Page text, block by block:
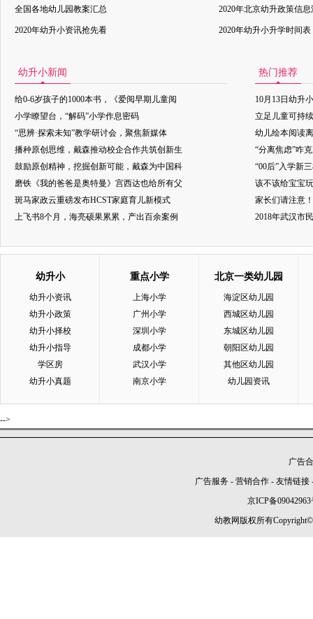
全国各地幼儿园教案汇总 2020年北京幼升政策信息
2020年幼升小资讯抢先看 2020年幼升小升学时间表
幼升小新闻
给0-6岁孩子的1000本书，《爱阅早期儿童阅
小学瞭望台，“解码”小学作息密码
“思辨·探索未知”教学研讨会，聚焦新媒体
播种原创思维，戴森推动校企合作共筑创新生
鼓励原创精神，挖掘创新可能，戴森为中国科
磨铁《我的爸爸是奥特曼》宫西达也给所有父
斑马家政云重磅发布HCST家庭育儿新模式
上飞书8个月，海亮硕果累累，产出百余案例
热门推荐
10月13日幼升
立足儿童可持
幼儿绘本阅读
“分离焦虑”咋
“00后”入学新
该不该给宝宝
家长们请注意
2018年武汉市
幼升小
幼升小资讯
幼升小政策
幼升小择校
幼升小指导
学区房
幼升小真题
重点小学
上海小学
广州小学
深圳小学
成都小学
武汉小学
南京小学
北京一类幼儿园
海淀区幼儿园
西城区幼儿园
东城区幼儿园
朝阳区幼儿园
其他区幼儿园
幼儿园资讯
-->
广告
广告服务 - 营销合作 - 友情链接
京ICP备09042963
幼教网版权所有